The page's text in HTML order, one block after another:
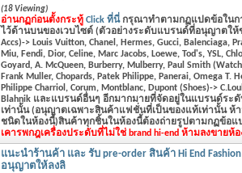
(18 Viewing)
อ่านกฏก่อนตั้งกระทู้ Click ที่นี่ กรุณาทำตามกฏแปดข้อในก
ไว้ด้านบนของเวบไซต์ (ตัวอย่างระดับแบรนด์ที่อนุญาตให้
Accs)-> Louis Vuitton, Chanel, Hermes, Gucci, Balenciaga,
Miu, Fendi, Dior, Celine, Marc Jacobs, Loewe, Tod's, YSL,
Goyard, A. McQueen, Burberry, Mulberry, Paul Smith
Frank Muller, Chopards, Patek Philippe, Panerai, Omega T.
Philippe Charriol, Corum, Montblanc, Dupont (Shoes)->
Blahnik และแบรนด์อื่นๆ อีกมากมายที่จัดอยู่ในแบรนด์ระ
เท่านั้น (อนุญาตเฉพาะสินค้าแฟชั่นที่เป็นของแท้เท่านั้น ห้า
ชนิดในห้องนี้)สินค้าทุกชิ้นในห้องนี้ต้องถ่ายรูปตามกฏข้อแ
เคารพกฎเครื่องประดับที่ไม่ใช่ brand hi-end ห้ามลงขายห้อ
แนะนำร้านค้า และ รับ pre-order สินค้า Hi End
อนุญาตให้ลงลิ